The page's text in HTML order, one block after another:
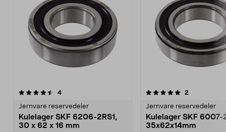
4anmeldelser
Jernvare reservedeler
Kulelager SKF 6206-2RS1,
30 x 62 x 16 mm
5.0av 5 stjerner 2
Jernvare reservedeler
Kulelager SKF 6007-
35x62x14mm
4.5av 5 stjerner